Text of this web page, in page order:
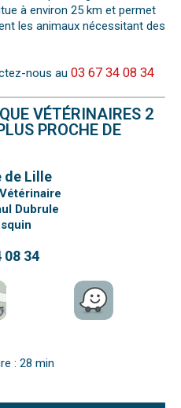
à environ 25 km et permet
les animaux nécessitant des
nous au 03 67 34 08 34
VÉTÉRINAIRES 2
PROCHE DE
de Lille
Dubrule
08 34
: 28 min